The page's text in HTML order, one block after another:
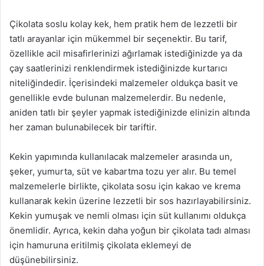
Çikolata soslu kolay kek, hem pratik hem de lezzetli bir
tatlı arayanlar için mükemmel bir seçenektir. Bu tarif,
özellikle acil misafirlerinizi ağırlamak istediğinizde ya da
çay saatlerinizi renklendirmek istediğinizde kurtarıcı
niteliğindedir. İçerisindeki malzemeler oldukça basit ve
genellikle evde bulunan malzemelerdir. Bu nedenle,
aniden tatlı bir şeyler yapmak istediğinizde elinizin altında
her zaman bulunabilecek bir tariftir.
Kekin yapımında kullanılacak malzemeler arasında un,
şeker, yumurta, süt ve kabartma tozu yer alır. Bu temel
malzemelerle birlikte, çikolata sosu için kakao ve krema
kullanarak kekin üzerine lezzetli bir sos hazırlayabilirsiniz.
Kekin yumuşak ve nemli olması için süt kullanımı oldukça
önemlidir. Ayrıca, kekin daha yoğun bir çikolata tadı alması
için hamuruna eritilmiş çikolata eklemeyi de
düşünebilirsiniz.